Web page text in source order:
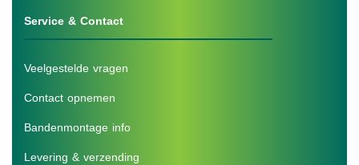
Service & Contact
Veelgestelde vragen
Contact opnemen
Bandenmontage info
Levering & verzending